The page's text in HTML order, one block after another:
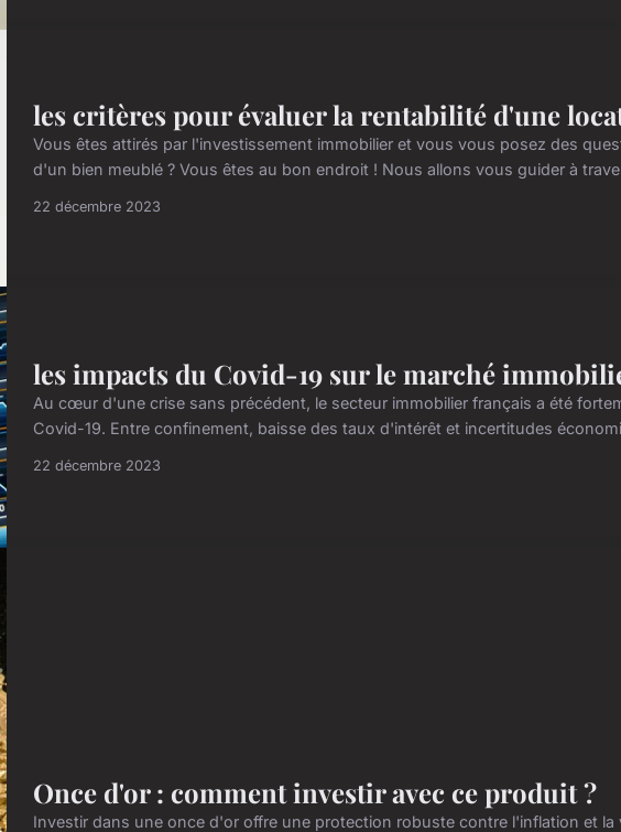
les critères pour évaluer la rentabilité d'une
Vous êtes attirés par l'investissement immobilier et vous vous posez des
d'un bien meublé ? Vous êtes au bon endroit ! Nous allons vous guider à
22 décembre 2023
les impacts du Covid-19 sur le marché
Au cœur d'une crise sans précédent, le secteur immobilier français a été
Covid-19. Entre confinement, baisse des taux d'intérêt et incertitudes
22 décembre 2023
Once d'or : comment investir avec ce produit ?
Investir dans une once d'or offre une protection robuste contre l'inflation et la